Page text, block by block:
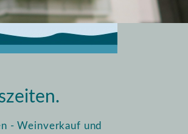
- Weinverkauf und